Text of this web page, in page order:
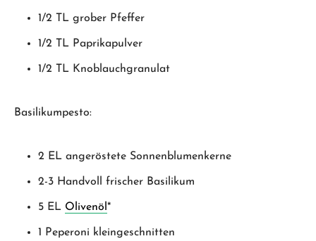
1/2 TL grober Pfeffer
1/2 TL Paprikapulver
1/2 TL Knoblauchgranulat
Basilikumpesto:
2 EL angeröstete Sonnenblumenkerne
2-3 Handvoll frischer Basilikum
5 EL Olivenöl*
1 Peperoni kleingeschnitten